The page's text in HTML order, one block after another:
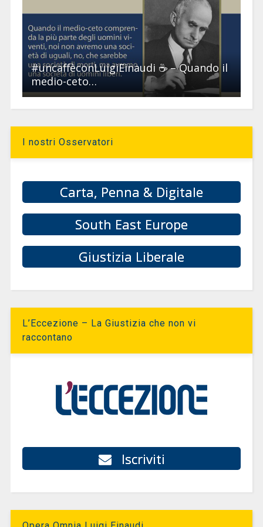
#uncaffèconLuigiEinaudi ☕ – Quando il
medio-ceto…
I nostri Osservatori
Carta, Penna & Digitale
South East Europe
Giustizia Liberale
L’Eccezione – La Giustizia che non vi
raccontano
Iscriviti